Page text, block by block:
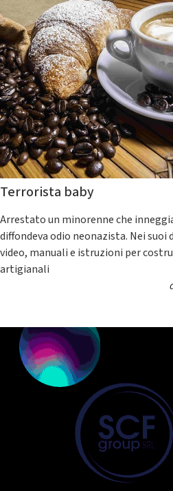
Terrorista baby
Arrestato un minorenne che
diffondeva odio neonazista. Nei
video, manuali e istruzioni per
artigianali